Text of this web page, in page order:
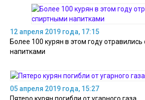
12 апреля 2019 года, 17:15
Более 100 курян в этом году
напитками
05 апреля 2019 года, 15:27